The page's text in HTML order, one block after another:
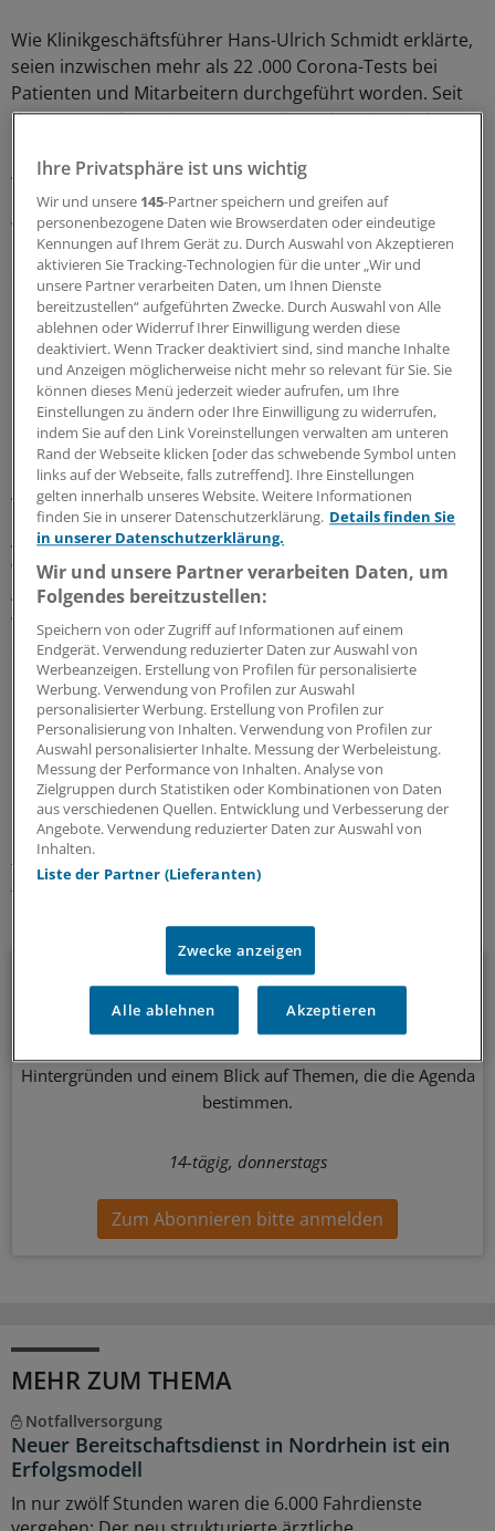
Wie Klinikgeschäftsführer Hans-Ulrich Schmidt erklärte,
seien inzwischen mehr als 22 .000 Corona-Tests bei
Patienten und Mitarbeitern durchgeführt worden. Seit
dem 13. Mai fahre der Rettungsdienst bereits wieder
Angiologie, Neurologie, Neurochirurgie, Gefäßchirurgie
in die Zentrale Notaufnahme des Klinikums . Zuvor
wurden bereits die Bereiche Urologie, Hals-Nasen-
Ohren-, Augenheilkunde, Mund-Kiefer-Gesichtschirurgie
sowie Kinder- und Jugendmedizin wieder für den
Rettungsdienst geöffnet. Weitere Schritte würden nun
nach und nach folgen, erstes Zwischenziel sei die
komplette Wiedereröffnung der Notfallversorgung bis
Ende Mai. Die komplette Wiedereröffnung unter
Pandemie-Bedingungen, mit der Konsequenz einer
reduzierten Bettenzahl, sei für Ende Juni vorgesehen.
Abstrich für Patienten
Alle Patienten, die stationär aufgenommen werden,
würden in der zentralen Notaufnahme einen COVID-
Abstrich erhalten. Bis zum Vorliegen eines Ergebnisses
würden sie isoliert. Darüber hinaus werde die Sicherheit
durch eine strikte Trennung der Patienten und
Patientenwege erhöht. Einbett-Zimmer seien als
infektiologischer Standard definiert.(lass)
0
Schlagworte:
Notfallversorgung
Corona
Ihr Newsletter zum Thema
Politik & Debatte
Mit diesem Newsletter blicken Sie hinter das tägliche
Hintergründen und einem Blick auf Themen, die die Agenda
bestimmen.
14-tägig, donnerstags
Zum Abonnieren bitte anmelden
MEHR ZUM THEMA
Notfallversorgung
Neuer Bereitschaftsdienst in Nordrhein ist ein
Erfolgsmodell
In nur zwölf Stunden waren die 6.000 Fahrdienste
Ihre Privatsphäre ist uns wichtig
Wir und unsere 145-Partner speichern und greifen auf
personenbezogene Daten wie Browserdaten oder eindeutige
Kennungen auf Ihrem Gerät zu. Durch Auswahl von Akzeptieren
aktivieren Sie Tracking-Technologien für die unter „Wir und
unsere Partner verarbeiten Daten, um Ihnen Dienste
bereitzustellen“ aufgeführten Zwecke. Durch Auswahl von Alle
ablehnen oder Widerruf Ihrer Einwilligung werden diese
deaktiviert. Wenn Tracker deaktiviert sind, sind manche Inhalte
und Anzeigen möglicherweise nicht mehr so relevant für Sie. Sie
können dieses Menü jederzeit wieder aufrufen, um Ihre
Einstellungen zu ändern oder Ihre Einwilligung zu widerrufen,
indem Sie auf den Link Voreinstellungen verwalten am unteren
Rand der Webseite klicken [oder das schwebende Symbol unten
links auf der Webseite, falls zutreffend]. Ihre Einstellungen
gelten innerhalb unseres Website. Weitere Informationen
finden Sie in unserer Datenschutzerklärung. Details finden Sie
in unserer Datenschutzerklärung.
Wir und unsere Partner verarbeiten Daten, um
Folgendes bereitzustellen:
Speichern von oder Zugriff auf Informationen auf einem
Endgerät. Verwendung reduzierter Daten zur Auswahl von
Werbeanzeigen. Erstellung von Profilen für personalisierte
Werbung. Verwendung von Profilen zur Auswahl
personalisierter Werbung. Erstellung von Profilen zur
Personalisierung von Inhalten. Verwendung von Profilen zur
Auswahl personalisierter Inhalte. Messung der Werbeleistung.
Messung der Performance von Inhalten. Analyse von
Zielgruppen durch Statistiken oder Kombinationen von Daten
aus verschiedenen Quellen. Entwicklung und Verbesserung der
Angebote. Verwendung reduzierter Daten zur Auswahl von
Inhalten.
Liste der Partner (Lieferanten)
Zwecke anzeigen
Alle ablehnen Akzeptieren